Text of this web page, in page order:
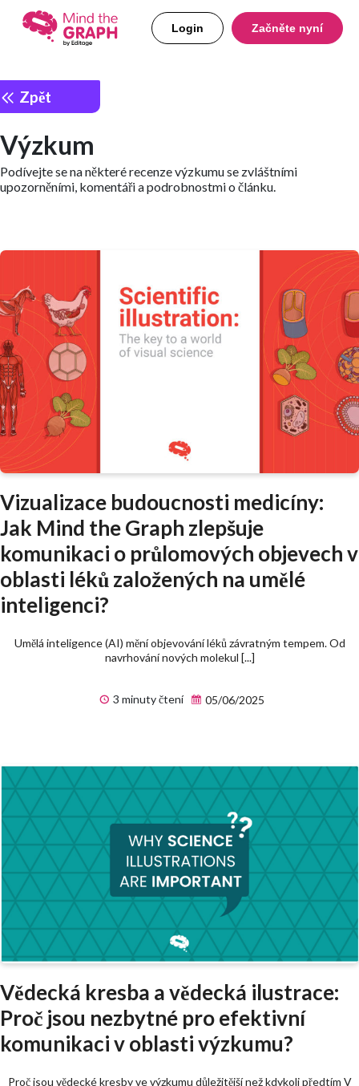
Login Začněte nyní
Zpět
Výzkum
Podívejte se na některé recenze výzkumu se zvláštními
upozorněními, komentáři a podrobnostmi o článku.
Vizualizace budoucnosti medicíny:
Jak Mind the Graph zlepšuje
komunikaci o průlomových objevech v
oblasti léků založených na umělé
inteligenci?
Umělá inteligence (AI) mění objevování léků závratným tempem. Od
navrhování nových molekul [...]
3 minuty čtení 05/06/2025
Vědecká kresba a vědecká ilustrace:
Proč jsou nezbytné pro efektivní
komunikaci v oblasti výzkumu?
Proč jsou vědecké kresby ve výzkumu důležitější než kdykoli předtím V